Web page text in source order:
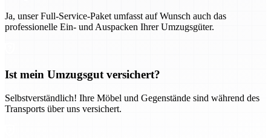
Ja, unser Full-Service-Paket umfasst auf Wunsch auch das
professionelle Ein- und Auspacken Ihrer Umzugsgüter.
Ist mein Umzugsgut versichert?
Selbstverständlich! Ihre Möbel und Gegenstände sind während des
Transports über uns versichert.